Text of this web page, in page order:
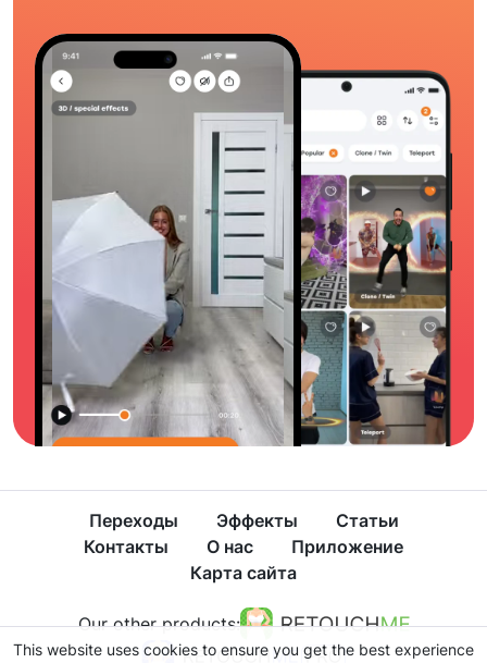
Переходы Эффекты
Статьи
Контакты
О нас
Приложение
Карта сайта
Our other products:
This website uses cookies to ensure you get the best experience